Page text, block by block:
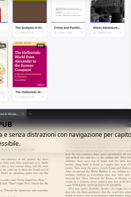
e senza distrazioni con navigazione per